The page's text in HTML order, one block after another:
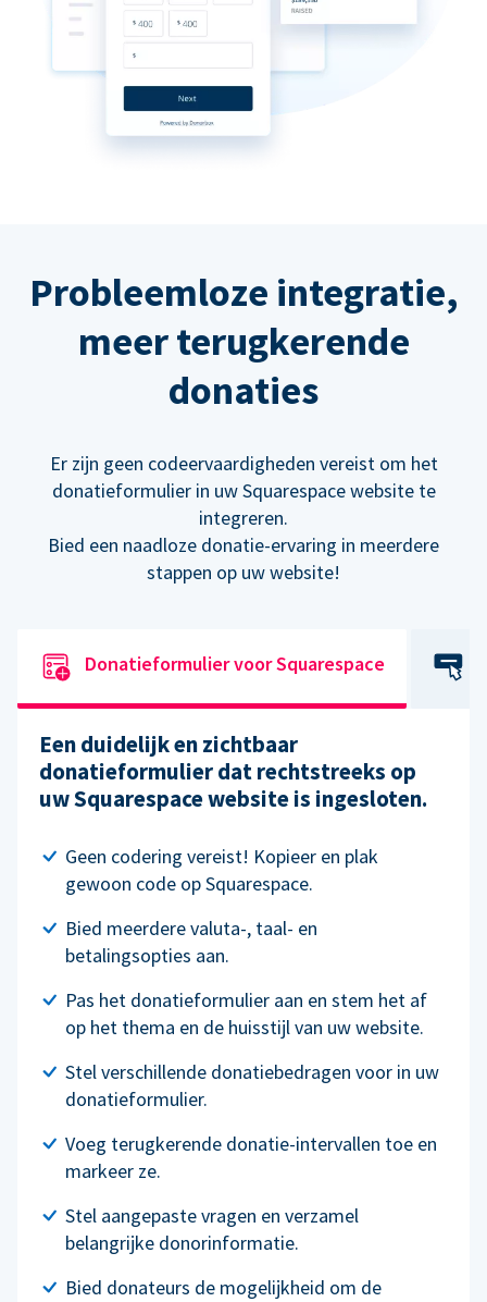
Probleemloze integratie,
meer terugkerende
donaties
Er zijn geen codeervaardigheden vereist om het
donatieformulier in uw Squarespace website te
integreren.
Bied een naadloze donatie-ervaring in meerdere
stappen op uw website!
Donatieformulier voor Squarespace
Een duidelijk en zichtbaar
donatieformulier dat rechtstreeks op
uw Squarespace website is ingesloten.
Geen codering vereist! Kopieer en plak
gewoon code op Squarespace.
Bied meerdere valuta-, taal- en
betalingsopties aan.
Pas het donatieformulier aan en stem het af
op het thema en de huisstijl van uw website.
Stel verschillende donatiebedragen voor in uw
donatieformulier.
Voeg terugkerende donatie-intervallen toe en
markeer ze.
Stel aangepaste vragen en verzamel
belangrijke donorinformatie.
Bied donateurs de mogelijkheid om de